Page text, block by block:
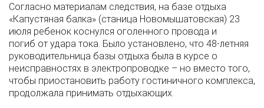
Согласно материалам следствия, на базе отдыха
«Капустяная балка» (станица Новомышатовская) 23
июля ребенок коснулся оголенного провода и
погиб от удара тока. Было установлено, что 48-летняя
руководительница базы отдыха была в курсе о
неисправностях в электропроводке – но вместо того,
чтобы приостановить работу гостиничного комплекса,
продолжала принимать отдыхающих.